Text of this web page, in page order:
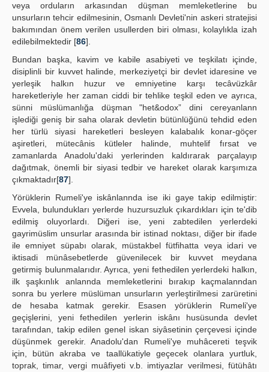
veya orduların arkasından düşman memleketlerine bu
unsurların tehcir edilmesinin, Osmanlı Devleti'nin askeri stratejisi
bakımından önem verilen usullerden biri olması, kolaylıkla izah
edilebilmektedir [86].
Bundan başka, kavim ve kabile asabiyeti ve teşkilatı içinde,
disiplinli bir kuvvet halinde, merkeziyetçi bir devlet idaresine ve
yerleşik halkın huzur ve emniyetine karşı tecâvüzkâr
hareketleriyle her zaman ciddi bir tehlike teşkil eden ve ayrıca,
sünni müslümanlığa düşman "het&odox” dini cereyanlann
işlediği geniş bir saha olarak devletin bütünlüğünü tehdid eden
her türlü siyasi hareketleri besleyen kalabalık konar-göçer
aşiretleri, mütecânis kütleler halinde, muhtelif fırsat ve
zamanlarda Anadolu'daki yerlerinden kaldırarak parçalayıp
dağıtmak, önemli bir siyasi tedbir ve hareket olarak karşımıza
çıkmaktadır[87].
Yörüklerin Rumeli'ye iskânlannda ise iki gaye takip edilmiştir:
Evvela, bulundukları yerlerde huzursuzluk çıkardıkları için te'dib
edilmiş oluyorlardı. Diğeri ise, yeni zabtedilen yerlerdeki
gayrimüslim unsurlar arasında bir istinad noktası, diğer bir ifade
ile emniyet süpabı olarak, müstakbel fütfihatta veya idari ve
iktisadi münâsebetlerde güvenilecek bir kuvvet meydana
getirmiş bulunmalarıdır. Ayrıca, yeni fethedilen yerlerdeki halkın,
ilk şaşkınlık anlannda memleketlerini bırakıp kaçmalanndan
sonra bu yerlere müslüman unsurların yerleştirilmesi zarüretini
de hesaba katmak gerekir. Esasen yörüklerin Rumeli'ye
geçişlerini, yeni fethedilen yerlerin iskânı husüsunda devlet
tarafından, takip edilen genel iskan siyâsetinin çerçevesi içinde
düşünmek gerekir. Anadolu'dan Rumeli'ye muhâcereti teşvik
için, bütün akraba ve taallükatiyle geçecek olanlara yurtluk,
toprak, timar, vergi muâfiyeti v.b. imtiyazlar verilmesi, fütühâtı